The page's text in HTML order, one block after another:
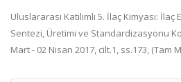
Uluslararası Katılımlı 5. İlaç Kimyası:
Sentezi, Üretimi ve Standardizasyonu
Mart - 02 Nisan 2017, cilt.1, ss.173, (Tam